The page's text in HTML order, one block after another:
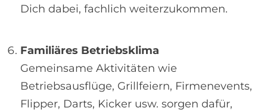
Dich dabei, fachlich weiterzukommen.
Familiäres Betriebsklima
Gemeinsame Aktivitäten wie
Betriebsausflüge, Grillfeiern, Firmenevents,
Flipper, Darts, Kicker usw. sorgen dafür,